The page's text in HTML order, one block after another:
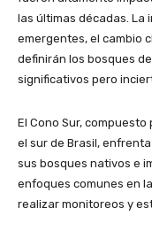
las últimas décadas. La
emergentes, el cambio
definirán los bosques
significativos pero
El Cono Sur,
el sur de Brasil,
sus bosques nativos e
enfoques comunes en
realizar monitoreos y